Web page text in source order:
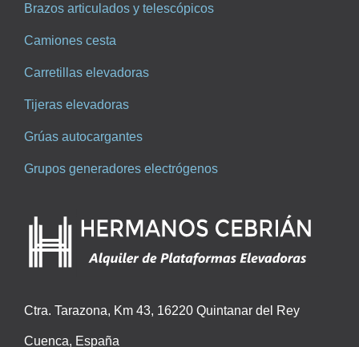
Brazos articulados y telescópicos
Camiones cesta
Carretillas elevadoras
Tijeras elevadoras
Grúas autocargantes
Grupos generadores electrógenos
Ctra. Tarazona, Km 43, 16220 Quintanar del Rey
Cuenca, España